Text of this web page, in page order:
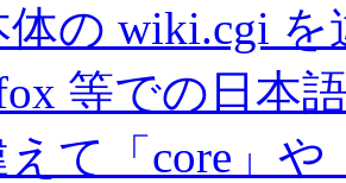
体の wiki.cgi
等での日本
えて「core」